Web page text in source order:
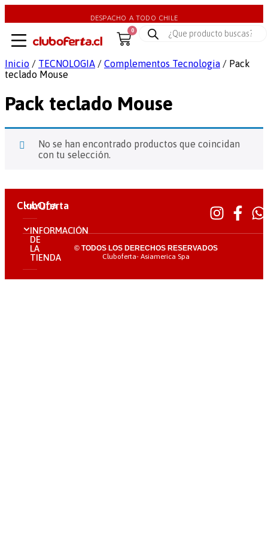
DESPACHO A TODO CHILE
0
Inicio / TECNOLOGIA / Complementos Tecnologia / Pack
teclado Mouse
Pack teclado Mouse
No se han encontrado productos que coincidan
con tu selección.
ClubOferta
AYUDA
INFORMACIÓN
DE
LA
TIENDA
© TODOS LOS DERECHOS RESERVADOS
Cluboferta- Asiamerica Spa